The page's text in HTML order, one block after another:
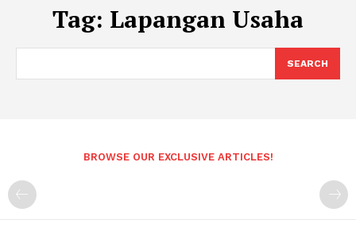
Tag: Lapangan Usaha
SEARCH
BROWSE OUR EXCLUSIVE ARTICLES!